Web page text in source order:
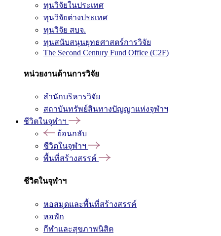
ทุนวิจัยในประเทศ
ทุนวิจัยต่างประเทศ
ทุนวิจัย สบจ.
ทุนสนับสนุนยุทธศาสตร์การวิจัย
The Second Century Fund Office (C2F)
หน่วยงานด้านการวิจัย
สำนักบริหารวิจัย
สถาบันทรัพย์สินทางปัญญาแห่งจุฬาฯ
ชีวิตในจุฬาฯ
ย้อนกลับ
ชีวิตในจุฬาฯ
พื้นที่สร้างสรรค์
ชีวิตในจุฬาฯ
หอสมุดและพื้นที่สร้างสรรค์
หอพัก
กีฬาและสุขภาพนิสิต